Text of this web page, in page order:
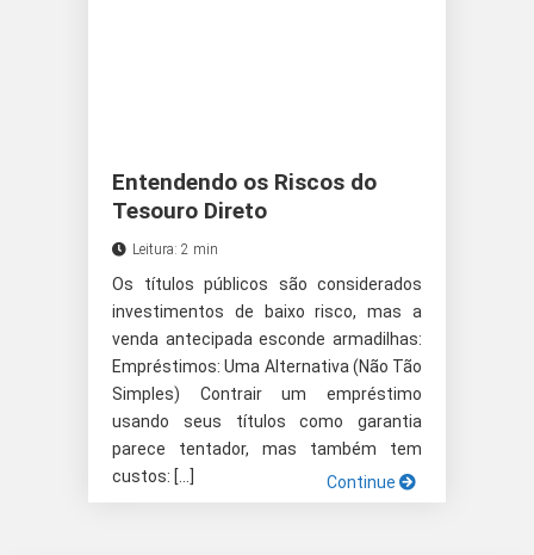
Entendendo os Riscos do
Tesouro Direto
Leitura: 2 min
Os títulos públicos são considerados
investimentos de baixo risco, mas a
venda antecipada esconde armadilhas:
Empréstimos: Uma Alternativa (Não Tão
Simples) Contrair um empréstimo
usando seus títulos como garantia
parece tentador, mas também tem
custos: […]
Continue